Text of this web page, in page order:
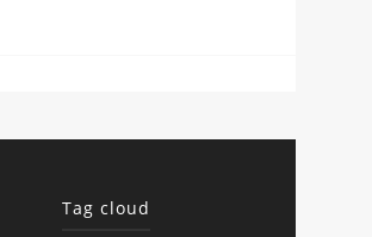
Tag cloud